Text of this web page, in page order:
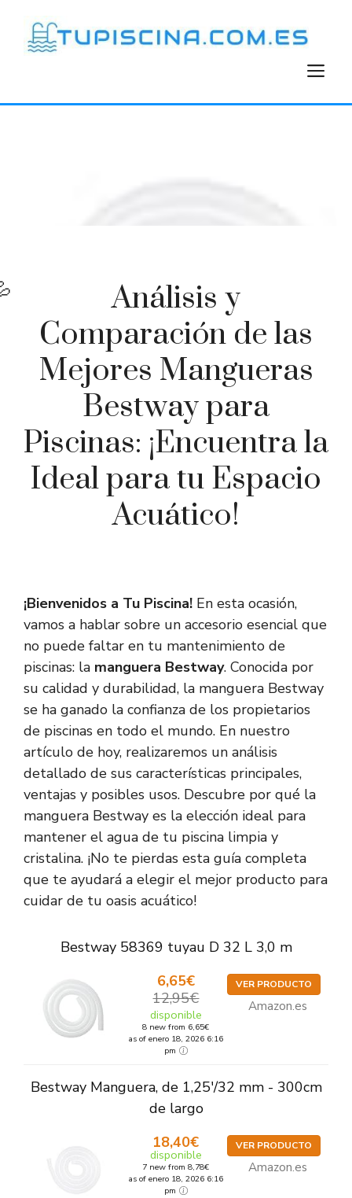
contenido
Análisis y
Comparación de las
Mejores Mangueras
Bestway para
Piscinas: ¡Encuentra la
Ideal para tu Espacio
Acuático!
¡Bienvenidos a Tu Piscina! En esta ocasión,
vamos a hablar sobre un accesorio esencial que
no puede faltar en tu mantenimiento de
piscinas: la manguera Bestway. Conocida por
su calidad y durabilidad, la manguera Bestway
se ha ganado la confianza de los propietarios
de piscinas en todo el mundo. En nuestro
artículo de hoy, realizaremos un análisis
detallado de sus características principales,
ventajas y posibles usos. Descubre por qué la
manguera Bestway es la elección ideal para
mantener el agua de tu piscina limpia y
cristalina. ¡No te pierdas esta guía completa
que te ayudará a elegir el mejor producto para
cuidar de tu oasis acuático!
Bestway 58369 tuyau D 32 L 3,0 m
6,65€
12,95€
disponible
8 new from 6,65€
as of enero 18, 2026 6:16
pm
VER PRODUCTO
Amazon.es
Bestway Manguera, de 1,25'/32 mm - 300cm
de largo
18,40€
disponible
7 new from 8,78€
as of enero 18, 2026 6:16
pm
VER PRODUCTO
Amazon.es